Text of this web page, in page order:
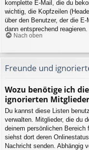
komplette E-Mail, die du
wichtig, die Kopfzeilen
über den Benutzer, der die
dann entsprechend reagieren.
Nach oben
Freunde und
Wozu benötige ich
ignorierten
Du kannst diese Listen
verwalten. Mitglieder, die du
deinem persönlichen
siehst dort deren
Nachricht senden. Abhängig